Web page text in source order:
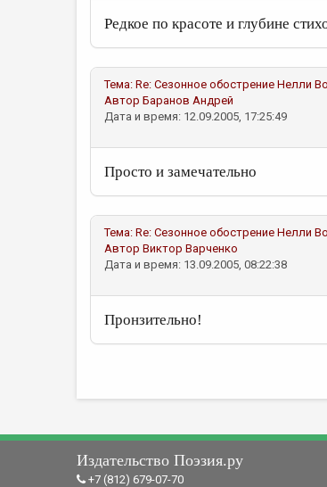
Редкое по красоте и глубине
Тема: Re: Сезонное обострение Нелли
Автор Баранов Андрей
Дата и время: 12.09.2005, 17:25:49
Просто и замечательно
Тема: Re: Сезонное обострение Нелли
Автор Виктор Варченко
Дата и время: 13.09.2005, 08:22:38
Пронзительно!
Издательство Поэзия.ру
+7 (812) 679-07-70